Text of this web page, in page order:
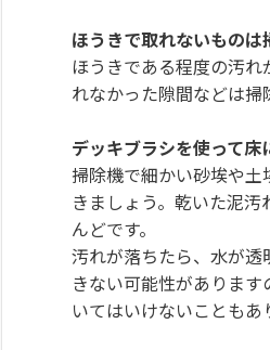
ほうきで取れないものは
ほうきである程度の汚
れなかった隙間などは掃
デッキブラシを使って床
掃除機で細かい砂埃や
きましょう。乾いた泥
んどです。
汚れが落ちたら、水が
きない可能性がありま
いてはいけないこともあ